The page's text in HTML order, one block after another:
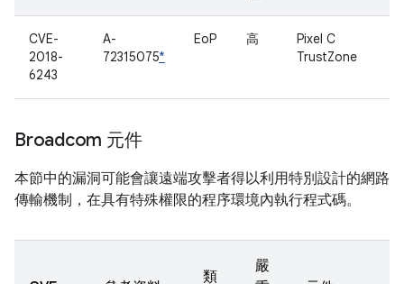
CVE-
2018-
6243
A-
72315075*
EoP 高
Pixel C
TrustZone
Broadcom 元件
本節中的漏洞可能會讓遠端攻擊者得以利用特別設計的網路
傳輸機制，在具有特殊權限的程序環境內執行程式碼。
類
嚴